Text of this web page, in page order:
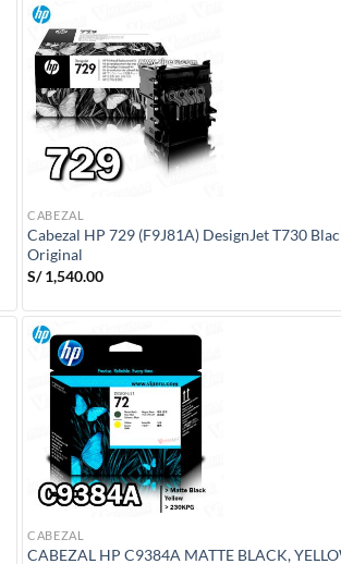
CABEZAL
Cabezal HP 729 (F9J81A) DesignJet T730
Original
S/1,540.00
CABEZAL
CABEZAL HP C9384A MATTE BLACK,